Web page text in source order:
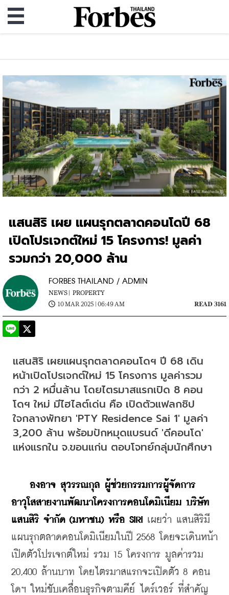
แสนสิริ เผย แผนรุกตลาดคอนโดปี 68
เปิดโปรเจกต์ใหม่ 15 โครงการ! มูลค่า
รวมกว่า 20,000 ล้าน
FORBES THAILAND / ADMIN
NEWS | PROPERTY
10 MAR 2025 | 06:49 AM
READ 3161
แสนสิริ เผยแผนรุกตลาดคอนโดฯ ปี 68 เดิน
หน้าเปิดโปรเจกต์ใหม่ 15 โครงการ มูลค่ารวม
กว่า 2 หมื่นล้าน โดยไตรมาสแรกเปิด 8 คอน
โดฯ ใหม่ มีไฮไลต์เด่น คือ เปิดตัวแฟลกชิป
ใจกลางพัทยา 'PTY Residence Sai 1' มูลค่า
3,200 ล้าน พร้อมปักหมุดแบรนด์ 'ดีคอนโด'
แห่งแรกใน จ.ขอนแก่น ตอบโจทย์กลุ่มนักศึกษา
องอาจ สุวรรณกุล ผู้ช่วยกรรมการผู้จัดการ
อาวุโสสายงานพัฒนาโครงการคอนโดมิเนียม บริษัท
แสนสิริ จำกัด (มหาชน) หรือ SIRI
เผยว่า แสนสิริมี
แผนรุกตลาดคอนโดมิเนียมในปี 2568 โดยจะเดินหน้า
เปิดตัวโปรเจกต์ใหม่ รวม 15 โครงการ มูลค่ารวม
20,400 ล้านบาท โดยไตรมาสแรกจะเปิดตัว 8 คอน
โดฯ ใหม่ขับเคลื่อนธุรกิจตามคีย์ ไดร์เวอร์ ที่สำคัญ